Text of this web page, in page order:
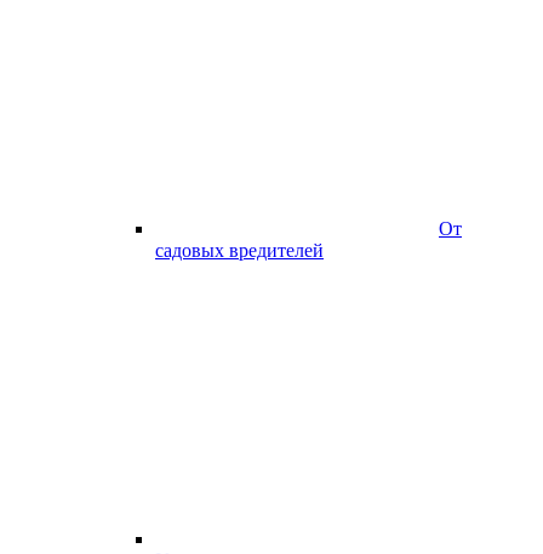
От
садовых вредителей